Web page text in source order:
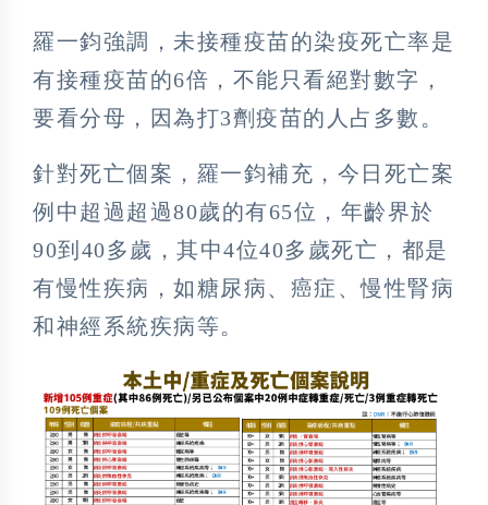
羅一鈞強調，未接種疫苗的染疫死亡率是
有接種疫苗的6倍，不能只看絕對數字，
要看分母，因為打3劑疫苗的人占多數。
針對死亡個案，羅一鈞補充，今日死亡案
例中超過超過80歲的有65位，年齡界於
90到40多歲，其中4位40多歲死亡，都是
有慢性疾病，如糖尿病、癌症、慢性腎病
和神經系統疾病等。